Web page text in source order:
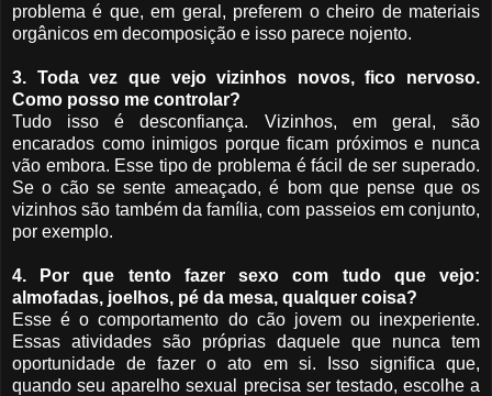
problema é que, em geral, preferem o cheiro de materiais
orgânicos em decomposição e isso parece nojento.
3. Toda vez que vejo vizinhos novos, fico nervoso.
Como posso me controlar?
Tudo isso é desconfiança. Vizinhos, em geral, são
encarados como inimigos porque ficam próximos e nunca
vão embora. Esse tipo de problema é fácil de ser superado.
Se o cão se sente ameaçado, é bom que pense que os
vizinhos são também da família, com passeios em conjunto,
por exemplo.
4. Por que tento fazer sexo com tudo que vejo:
almofadas, joelhos, pé da mesa, qualquer coisa?
Esse é o comportamento do cão jovem ou inexperiente.
Essas atividades são próprias daquele que nunca tem
oportunidade de fazer o ato em si. Isso significa que,
quando seu aparelho sexual precisa ser testado, escolhe a